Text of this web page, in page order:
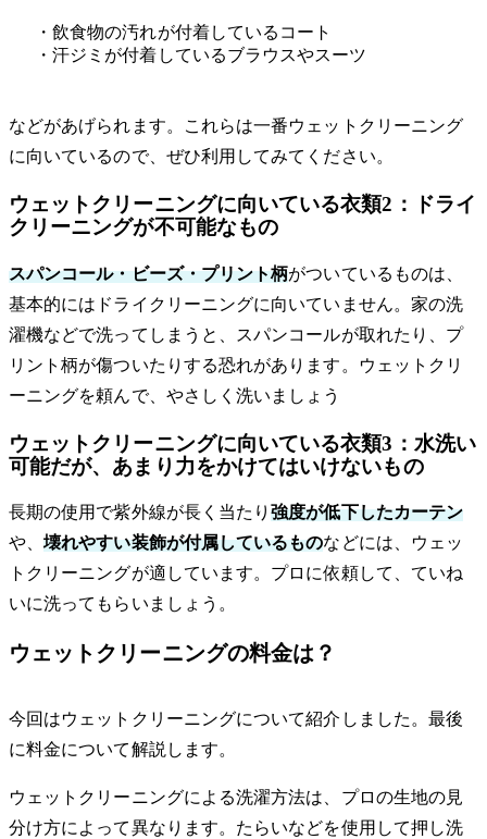
・飲食物の汚れが付着しているコート
・汗ジミが付着しているブラウスやスーツ
などがあげられます。これらは一番ウェットクリーニング
に向いているので、ぜひ利用してみてください。
ウェットクリーニングに向いている衣類2：ドライ
クリーニングが不可能なもの
スパンコール・ビーズ・プリント柄がついているものは、
基本的にはドライクリーニングに向いていません。家の洗
濯機などで洗ってしまうと、スパンコールが取れたり、プ
リント柄が傷ついたりする恐れがあります。ウェットクリ
ーニングを頼んで、やさしく洗いましょう
ウェットクリーニングに向いている衣類3：水洗い
可能だが、あまり力をかけてはいけないもの
長期の使用で紫外線が長く当たり強度が低下したカーテン
や、壊れやすい装飾が付属しているものなどには、ウェッ
トクリーニングが適しています。プロに依頼して、ていね
いに洗ってもらいましょう。
ウェットクリーニングの料金は？
今回はウェットクリーニングについて紹介しました。最後
に料金について解説します。
ウェットクリーニングによる洗濯方法は、プロの生地の見
分け方によって異なります。たらいなどを使用して押し洗